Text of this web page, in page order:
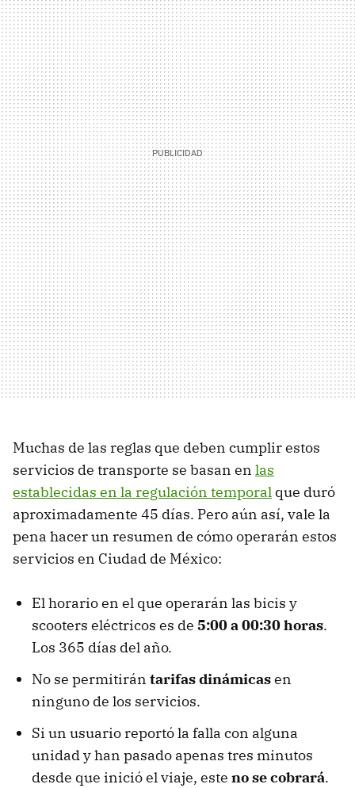
Muchas de las reglas que deben cumplir estos
servicios de transporte se basan en las
establecidas en la regulación temporal que duró
aproximadamente 45 días. Pero aún así, vale la
pena hacer un resumen de cómo operarán estos
servicios en Ciudad de México:
El horario en el que operarán las bicis y
scooters eléctricos es de 5:00 a 00:30 horas.
Los 365 días del año.
No se permitirán tarifas dinámicasen
ninguno de los servicios.
Si un usuario reportó la falla con alguna
unidad y han pasado apenas tres minutos
desde que inició el viaje, este no se cobrará.